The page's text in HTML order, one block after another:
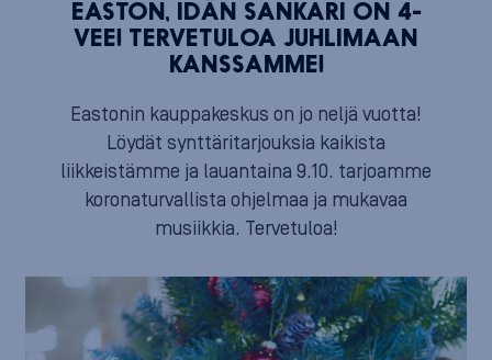
EASTON, IDÄN SANKARI ON 4-
VEE! TERVETULOA JUHLIMAAN
KANSSAMME!
Eastonin kauppakeskus on jo neljä vuotta!
Löydät synttäritarjouksia kaikista
liikkeistämme ja lauantaina 9.10. tarjoamme
koronaturvallista ohjelmaa ja mukavaa
musiikkia. Tervetuloa!